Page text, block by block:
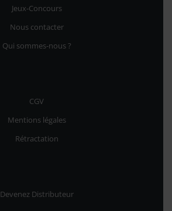
Jeux-Concours
Nous contacter
Qui sommes-nous ?
CGV
Mentions légales
Rétractation
Devenez Distributeur